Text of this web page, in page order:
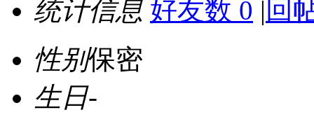
统计信息 好友数 0 | 回
性别保密
生日-